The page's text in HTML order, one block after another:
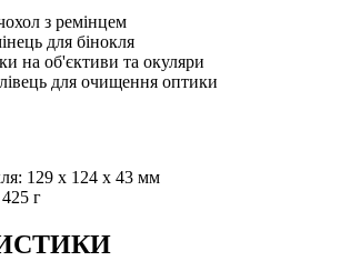
з ремінцем
для бінокля
на об'єктиви та окуляри
для очищення оптики
129 х 124 х 43 мм
г